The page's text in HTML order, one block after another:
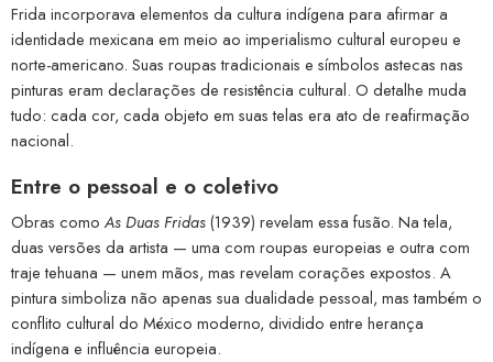
Frida incorporava elementos da cultura indígena para afirmar a
identidade mexicana em meio ao imperialismo cultural europeu e
norte-americano. Suas roupas tradicionais e símbolos astecas nas
pinturas eram declarações de resistência cultural. O detalhe muda
tudo: cada cor, cada objeto em suas telas era ato de reafirmação
nacional.
Entre o pessoal e o coletivo
Obras como As Duas Fridas(1939) revelam essa fusão. Na tela,
duas versões da artista — uma com roupas europeias e outra com
traje tehuana — unem mãos, mas revelam corações expostos. A
pintura simboliza não apenas sua dualidade pessoal, mas também o
conflito cultural do México moderno, dividido entre herança
indígena e influência europeia.